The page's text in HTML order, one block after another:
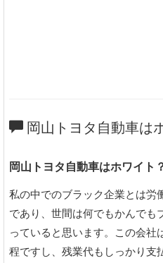
岡山トヨタ自動車は
岡山トヨタ自動車はホワイト
私の中でのブラック企業とは労
であり、世間は何でもかんでも
っていると思います。この会社
程ですし、残業代もしっかり支